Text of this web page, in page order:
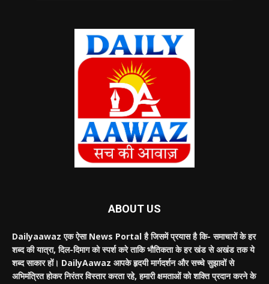
ABOUT US
Dailyaawaz एक ऐसा News Portal है जिसमें प्रयास है कि- समाचारों के हर
शब्द की यात्रा, दिल-दिमाग को स्पर्श करे ताकि भौतिकता के हर खंड से अखंड तक ये
शब्द साकार हों। DailyAawaz आपके हृदयी मार्गदर्शन और सच्चे सुझावों से
अभिमंत्रित होकर निरंतर विस्तार करता रहे, हमारी क्षमताओं को शक्ति प्रदान करने के